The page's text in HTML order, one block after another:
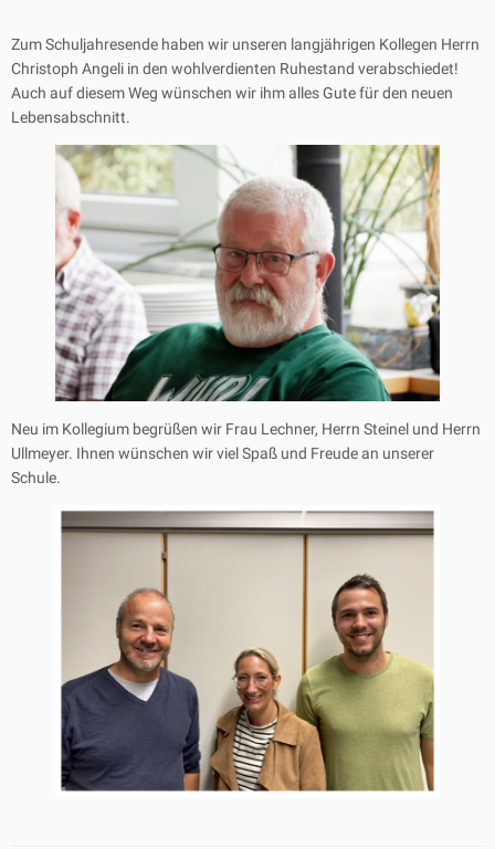
Zum Schuljahresende haben wir unseren langjährigen Kollegen Herrn
Christoph Angeli in den wohlverdienten Ruhestand verabschiedet!
Auch auf diesem Weg wünschen wir ihm alles Gute für den neuen
Lebensabschnitt.
Neu im Kollegium begrüßen wir Frau Lechner, Herrn Steinel und Herrn
Ullmeyer. Ihnen wünschen wir viel Spaß und Freude an unserer
Schule.